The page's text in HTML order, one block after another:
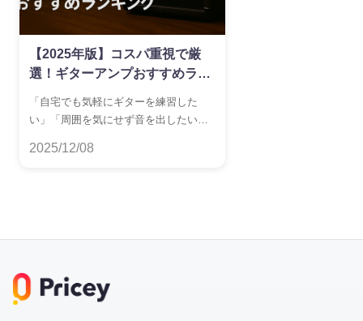
【2025年版】コスパ重視で厳
選！ギターアンプおすすめラン
「自宅でも気軽にギターを練習した
い」「周囲を気にせず音を出したい」
イズも手頃なギターアンプをランキン
2025/12/08